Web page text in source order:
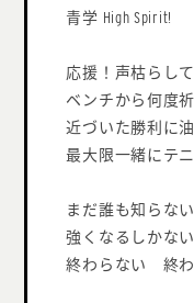
青学 High Spirit!
応援！声枯らし
ベンチから何度
近づいた勝利に
最大限一緒にテ
まだ誰も知らな
強くなるしかな
終わらない 終わ